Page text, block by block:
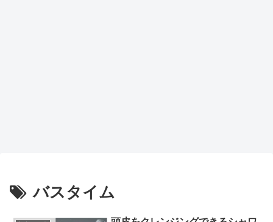
バスタイム